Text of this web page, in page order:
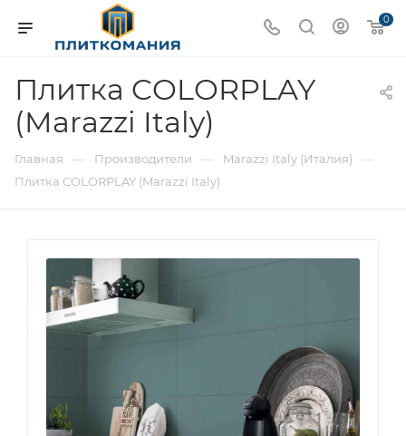
0
Плитка COLORPLAY
(Marazzi Italy)
Главная — Производители — Marazzi Italy (Италия) —
Плитка COLORPLAY (Marazzi Italy)